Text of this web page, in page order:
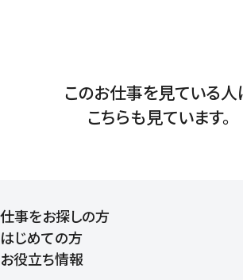
このお仕事を見ている人
こちらも見ています。
仕事をお探しの方
はじめての方
お役立ち情報